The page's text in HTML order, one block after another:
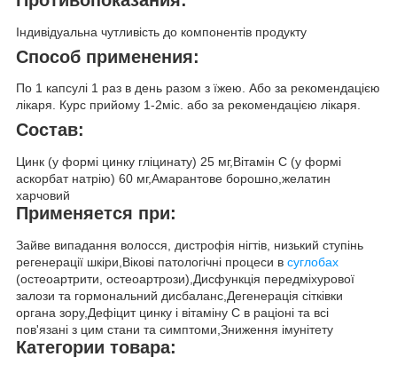
Індивідуальна чутливість до компонентів продукту
Способ применения:
По 1 капсулі 1 раз в день разом з їжею. Або за рекомендацією
лікаря. Курс прийому 1-2міс. або за рекомендацією лікаря.
Состав:
Цинк (у формі цинку гліцинату) 25 мг,Вітамін С (у формі
аскорбат натрію) 60 мг,Амарантове борошно,желатин
харчовий
Применяется при:
Зайве випадання волосся, дистрофія нігтів, низький ступінь
регенерації шкіри,Вікові патологічні процеси в суглобах
(остеоартрити, остеоартрози),Дисфункція передміхурової
залози та гормональний дисбаланс,Дегенерація сітківки
органа зору,Дефіцит цинку і вітаміну С в раціоні та всі
пов'язані з цим стани та симптоми,Зниження імунітету
Категории товара: